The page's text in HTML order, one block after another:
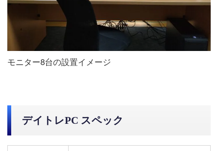
モニター8台の設置イメージ
デイトレPC スペック